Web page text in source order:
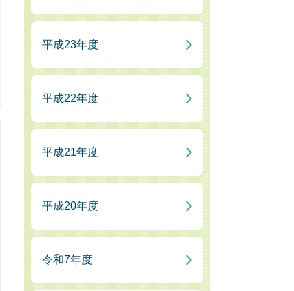
平成23年度
平成22年度
平成21年度
平成20年度
令和7年度